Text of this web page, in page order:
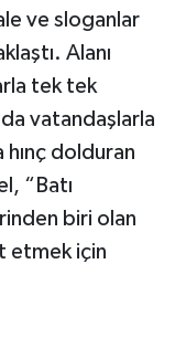
ve sloganlar
Alanı
tek tek
da vatandaşlarla
hınç dolduran
“Batı
biri olan
etmek için